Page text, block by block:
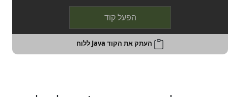
הפעל קוד
העתק את הקוד Java ללוח